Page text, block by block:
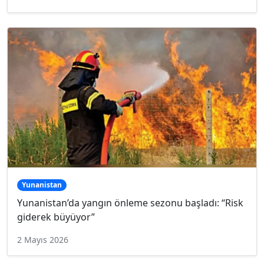
Yunanistan
Yunanistan’da yangın önleme sezonu başladı: “Risk
giderek büyüyor”
2 Mayıs 2026